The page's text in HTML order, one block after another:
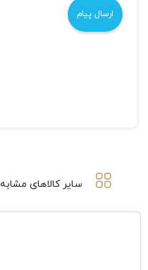
سایر کالاهای مشابه